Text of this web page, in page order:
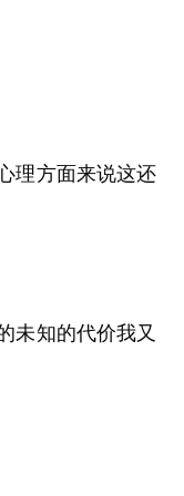
理方面来说这还
未知的代价我又